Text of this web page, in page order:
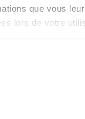
que vous
lors de votre